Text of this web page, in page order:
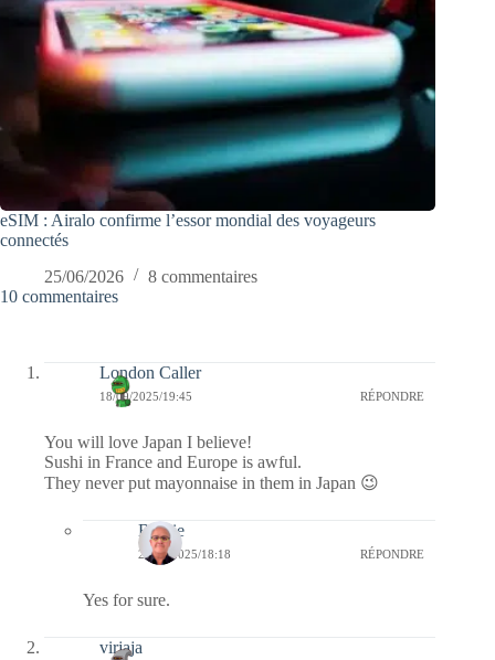
eSIM : Airalo confirme l’essor mondial des voyageurs
connectés
25/06/2026
8 commentaires
10 commentaires
London Caller
18/09/2025/19:45 RÉPONDRE
You will love Japan I believe!
Sushi in France and Europe is awful.
They never put mayonnaise in them in Japan 😉
Bernie
20/09/2025/18:18 RÉPONDRE
Yes for sure.
virjaja